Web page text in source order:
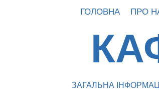
ГОЛОВНА ПРО
ЗАГАЛЬНА